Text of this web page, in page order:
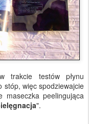
trakcie testów płynu
stóp, więc spodziewajcie
maseczka peelingująca
".